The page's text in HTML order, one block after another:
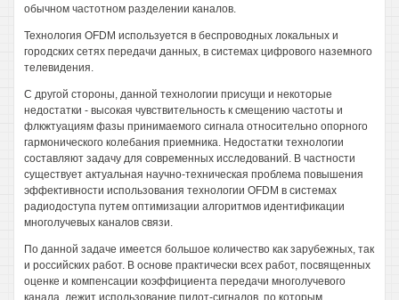
обычном частотном разделении каналов.
Технология OFDM используется в беспроводных локальных и
городских сетях передачи данных, в системах цифрового наземного
телевидения.
С другой стороны, данной технологии присущи и некоторые
недостатки - высокая чувствительность к смещению частоты и
флкжтуациям фазы принимаемого сигнала относительно опорного
гармонического колебания приемника. Недостатки технологии
составляют задачу для современных исследований. В частности
существует актуальная научно-техническая проблема повышения
эффективности использования технологии OFDM в системах
радиодоступа путем оптимизации алгоритмов идентификации
многолучевых каналов связи.
По данной задаче имеется большое количество как зарубежных, так
и российских работ. В основе практически всех работ, посвященных
оценке и компенсации коэффициента передачи многолучевого
канала, лежит использование пилот-сигналов, по которым